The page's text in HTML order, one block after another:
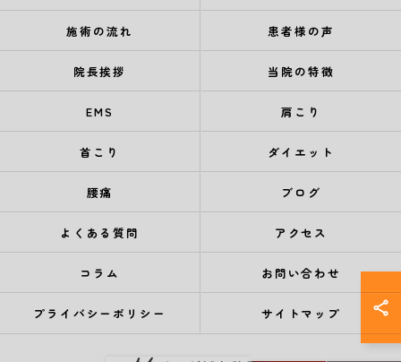
施術の流れ 患者様の声
院長挨拶 当院の特徴
EMS 肩こり
首こり ダイエット
腰痛 ブログ
よくある質問 アクセス
コラム お問い合わせ
プライバシーポリシー サイトマップ